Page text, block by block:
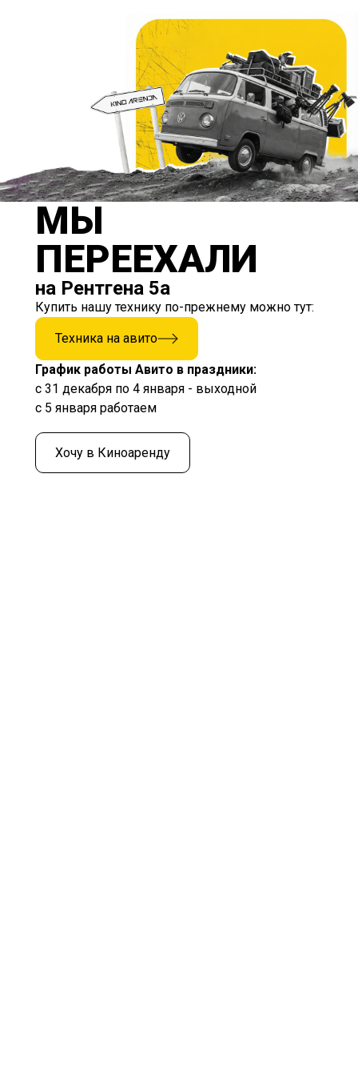
МЫ
ПЕРЕЕХАЛИ
на Рентгена 5а
Купить нашу технику по-прежнему можно тут:
Техника на авито
График работы Авито в праздники:
с 31 декабря по 4 января - выходной
с 5 января работаем
Хочу в Киноаренду